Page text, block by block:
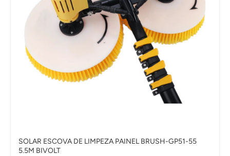
SOLAR ESCOVA DE LIMPEZA PAINEL BRUSH-GP51-55
5.5M BIVOLT